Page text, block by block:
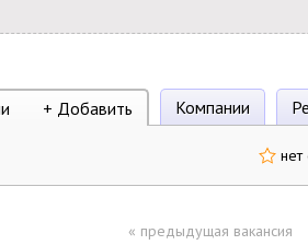
+ Добавить Компании
нет
« предыдущая вакансия